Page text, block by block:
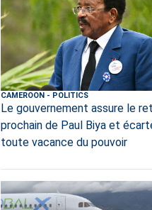
CAMEROON- POLITICS
Le gouvernement assure le
prochain de Paul Biya et
toute vacance du pouvoir